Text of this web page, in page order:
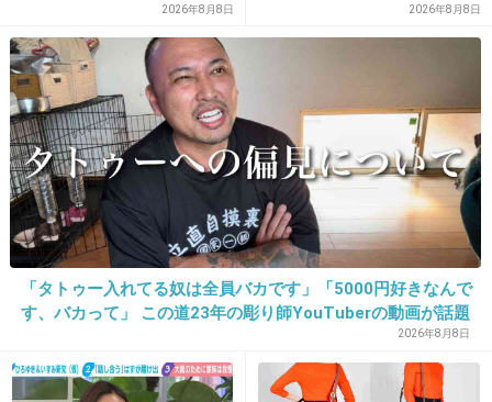
考えてないタイプ
出典：up.gc-img.net
+390 -7
23. 匿名2014/06/24(火) 12:44:42
そもそもアイドルがW杯に絡んでくること自
体、サッカーファンからしたらウザいよね。
2026年8月8日 2026年8月8日
「タトゥー入れてる奴は全員バカです」「5000円好きなんで
す、バカって」 この道23年の彫り師YouTuberの動画が話題
2026年8月8日